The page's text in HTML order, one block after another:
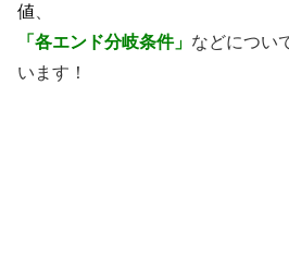
値
「各エンド分岐条件」 などについ
います！